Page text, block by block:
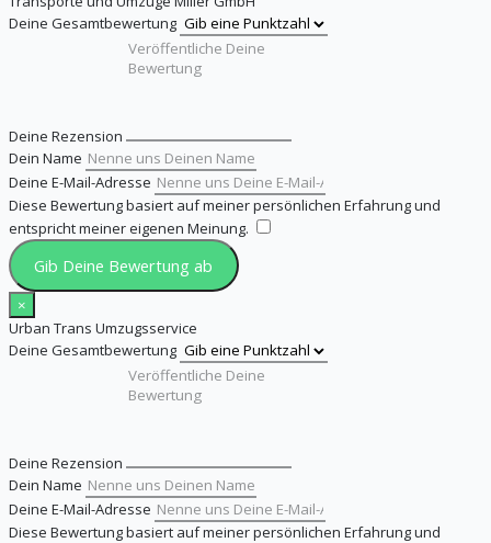
Deine Gesamtbewertung
Deine Rezension
Dein Name
Deine E-Mail-Adresse
Diese Bewertung basiert auf meiner persönlichen Erfahrung und
entspricht meiner eigenen Meinung.
Gib Deine Bewertung ab
×
Urban Trans Umzugsservice
Deine Gesamtbewertung
Deine Rezension
Dein Name
Deine E-Mail-Adresse
Diese Bewertung basiert auf meiner persönlichen Erfahrung und